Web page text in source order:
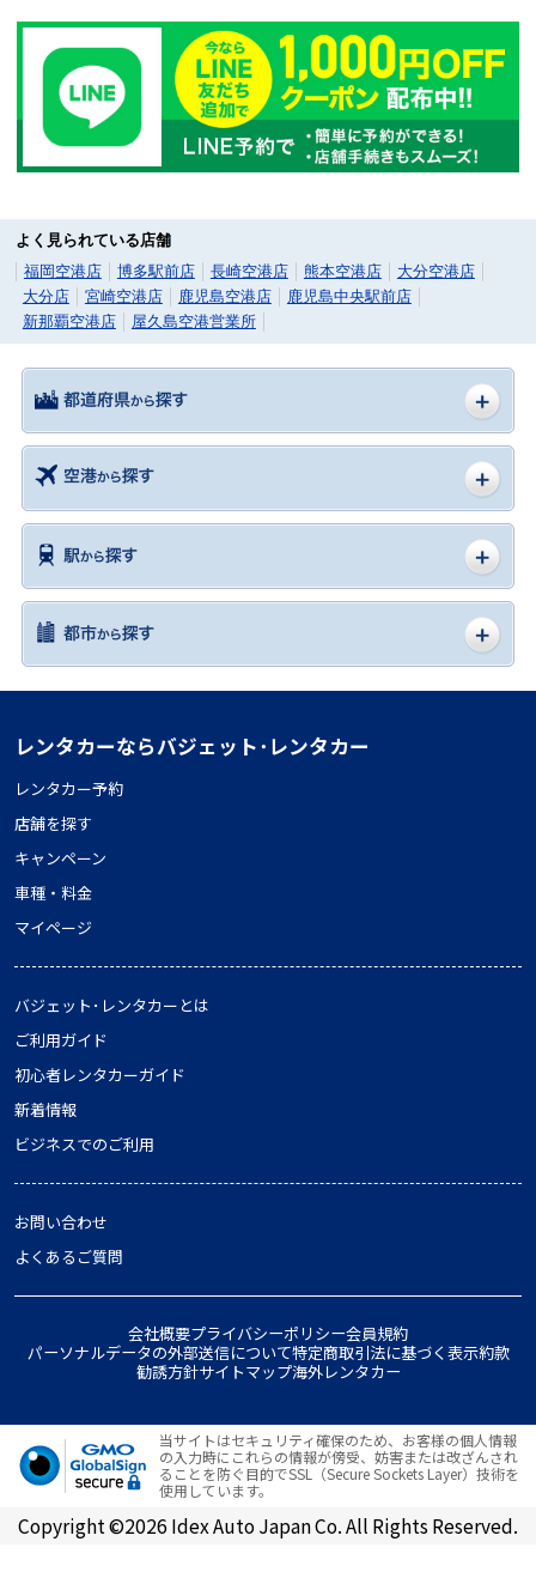
よく見られている店舗
福岡空港店
博多駅前店 長崎空港店 熊本空港店
大分空港店
大分店
宮崎空港店 鹿児島空港店
鹿児島中央駅前店
新那覇空港店
屋久島空港営業所
レンタカーならバジェット･レンタカー
レンタカー予約
店舗を探す
キャンペーン
車種・料金
マイページ
バジェット･レンタカーとは
ご利用ガイド
初心者レンタカーガイド
新着情報
ビジネスでのご利用
お問い合わせ
よくあるご質問
会社概要プライバシーポリシー会員規約
パーソナルデータの外部送信について特定商取引法に基づく表示約款
勧誘方針サイトマップ海外レンタカー
当サイトはセキュリティ確保のため、お客様の個人情報
の入力時にこれらの情報が傍受、妨害または改ざんされ
ることを防ぐ目的でSSL（Secure Sockets Layer）技術を
使用しています。
Copyright ©2026 Idex Auto Japan Co. All Rights Reserved.